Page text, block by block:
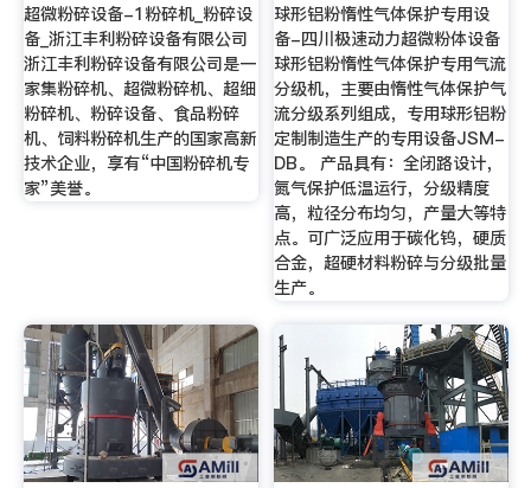
超微粉碎设备-1粉碎机_粉碎设
备_浙江丰利粉碎设备有限公司
浙江丰利粉碎设备有限公司是一
家集粉碎机、超微粉碎机、超细
粉碎机、粉碎设备、食品粉碎
机、饲料粉碎机生产的国家高新
技术企业，享有“中国粉碎机专
家”美誉。
球形铝粉惰性气体保护专用设
备-四川极速动力超微粉体设备
球形铝粉惰性气体保护专用气流
分级机，主要由惰性气体保护气
流分级系列组成，专用球形铝粉
定制制造生产的专用设备JSM-
DB。 产品具有：全闭路设计，
氮气保护低温运行，分级精度
高，粒径分布均匀，产量大等特
点。可广泛应用于碳化钨，硬质
合金，超硬材料粉碎与分级批量
生产。